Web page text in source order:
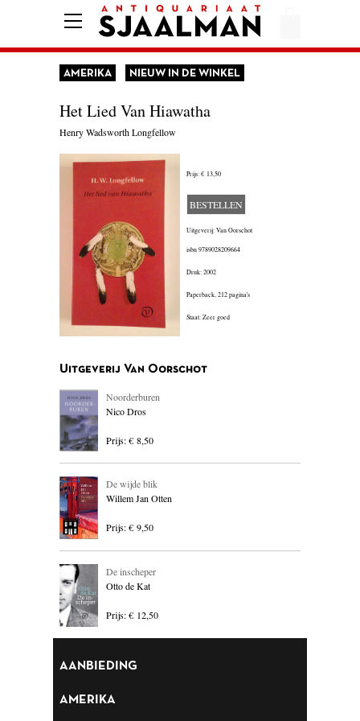
AMSTERDAM
AUTOBIOGRAFIE
BOEKENWEEK GESCHENK
BRIEVEN
CARTOONS
COLUMNS
DONATEURS LITERAIR
NEDERLAND
DUITSLAND
AMERIKA NIEUW IN DE WINKEL
Het Lied Van Hiawatha
Henry Wadsworth Longfellow
Prijs: € 13,50
BESTELLEN
Uitgeverij: Van Oorschot
isbn 9789028209664
Druk: 2002
Paperback, 212 pagina's
Staat: Zeer goed
Uitgeverij Van Oorschot
Noorderburen
Nico Dros
Prijs: € 8,50
De wijde blik
Willem Jan Otten
Prijs: € 9,50
De inscheper
Otto de Kat
Prijs: € 12,50
AANBIEDING
AMERIKA